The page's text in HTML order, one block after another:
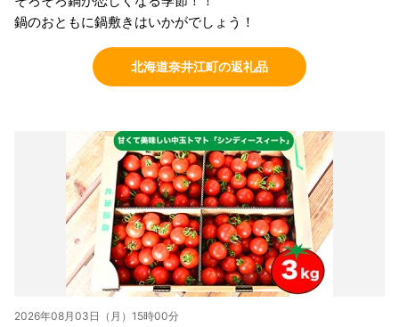
鍋のおともに鍋敷きはいかがでしょう！
北海道奈井江町の返礼品
2026年08月03日（月）15時00分